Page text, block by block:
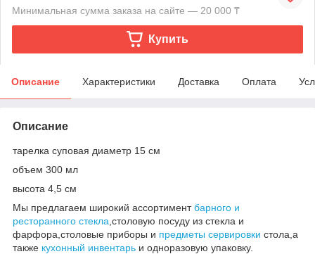
Минимальная сумма заказа на сайте — 20 000 ₸
Купить
Описание Характеристики Доставка Оплата
Описание
тарелка суповая диаметр 15 см
объем 300 мл
высота 4,5 см
Мы предлагаем широкий ассортиментбарного и
ресторанного стекла ,столовую посуду из стекла и
фарфора,столовые приборы и предметы сервировки стола,а
также кухонный инвентарь и одноразовую упаковку.